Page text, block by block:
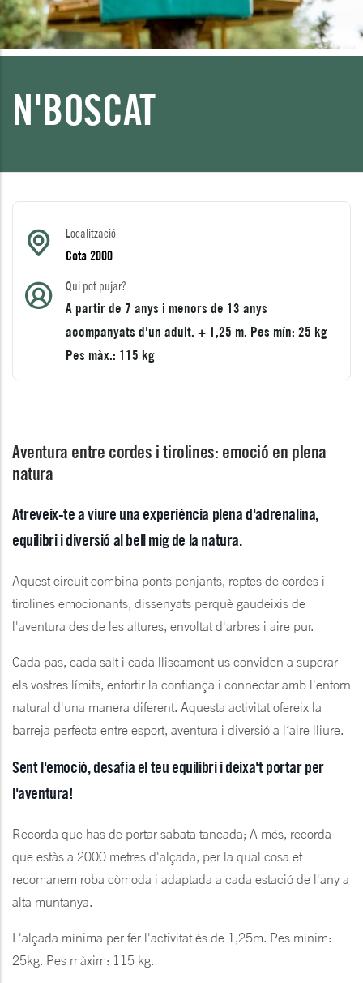
N'BOSCAT
Localització
Cota 2000
Qui pot pujar?
A partir de 7 anys i menors de 13 anys
acompanyats d'un adult. + 1,25 m. Pes mín: 25 kg
Pes màx.: 115 kg
Aventura entre cordes i tirolines: emoció en plena
natura
Atreveix-te a viure una experiència plena d'adrenalina,
equilibri i diversió al bell mig de la natura.
Aquest circuit combina ponts penjants, reptes de cordes i
tirolines emocionants, dissenyats perquè gaudeixis de
l'aventura des de les altures, envoltat d'arbres i aire pur.
Cada pas, cada salt i cada lliscament us conviden a superar
els vostres límits, enfortir la confiança i connectar amb l'entorn
natural d'una manera diferent. Aquesta activitat ofereix la
barreja perfecta entre esport, aventura i diversió a l´aire lliure.
Sent l'emoció, desafia el teu equilibri i deixa't portar per
l'aventura!
Recorda que has de portar sabata tancada; A més, recorda
que estàs a 2000 metres d'alçada, per la qual cosa et
recomanem roba còmoda i adaptada a cada estació de l'any a
alta muntanya.
L'alçada mínima per fer l'activitat és de 1,25m. Pes mínim:
25kg. Pes màxim: 115 kg.